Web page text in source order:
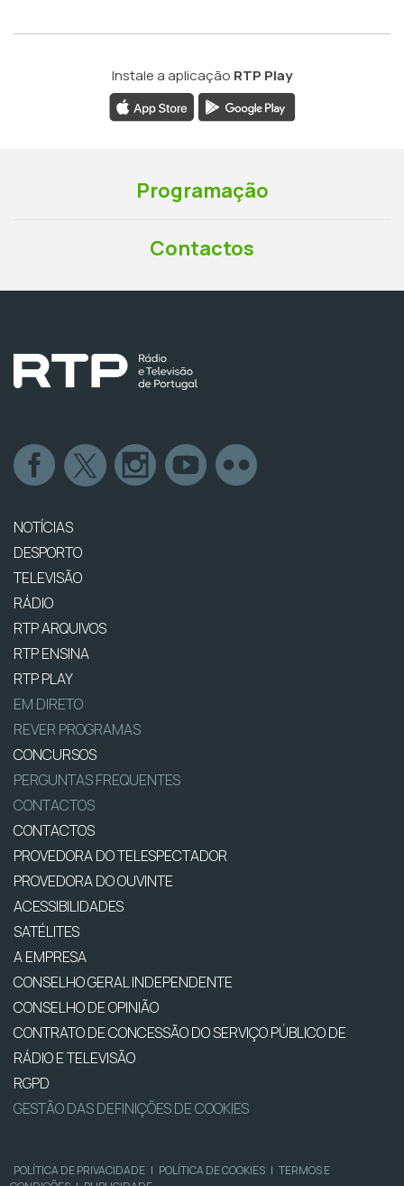
Instale a aplicação RTP Play
Programação
Contactos
NOTÍCIAS
DESPORTO
TELEVISÃO
RÁDIO
RTP ARQUIVOS
RTP ENSINA
RTP PLAY
EM DIRETO
REVER PROGRAMAS
CONCURSOS
PERGUNTAS FREQUENTES
CONTACTOS
CONTACTOS
PROVEDORA DO TELESPECTADOR
PROVEDORA DO OUVINTE
ACESSIBILIDADES
SATÉLITES
A EMPRESA
CONSELHO GERAL INDEPENDENTE
CONSELHO DE OPINIÃO
CONTRATO DE CONCESSÃO DO SERVIÇO PÚBLICO DE
RÁDIO E TELEVISÃO
RGPD
GESTÃO DAS DEFINIÇÕES DE COOKIES
POLÍTICA DE PRIVACIDADE | POLÍTICA DE COOKIES | TERMOS E